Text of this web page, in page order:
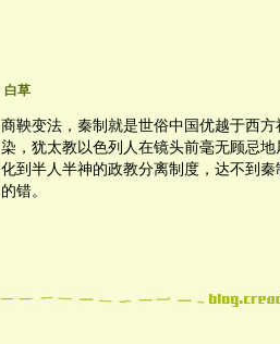
白草
商鞅变法，秦制就是世俗中国优越于西
染，犹太教以色列人在镜头前毫无顾忌
化到半人半神的政教分离制度，达不到
的错。